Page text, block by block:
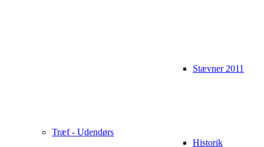
Stævner 2011
Træf - Udendørs
Historik